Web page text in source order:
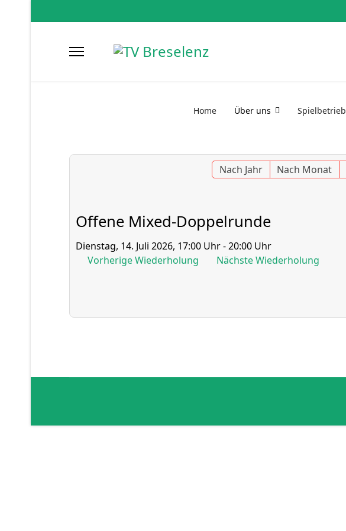
Home Über uns Spielbetrieb
Nach Jahr Nach Monat
Offene Mixed-Doppelrunde
Dienstag, 14. Juli 2026, 17:00 Uhr - 20:00 Uhr
Vorherige Wiederholung
Nächste Wiederholung